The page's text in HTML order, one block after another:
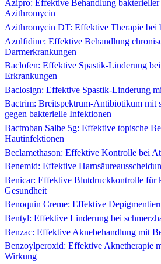
Azipro: Effektive Behandlung
Azithromycin
Azithromycin DT: Effektive Therapie bei
Azulfidine: Effektive Behandlung
Darmerkrankungen
Baclofen: Effektive Spastik-Linderung
Erkrankungen
Baclosign: Effektive Spastik-Linderung
Bactrim: Breitspektrum-Antibiotikum mit
gegen bakterielle Infektionen
Bactroban Salbe 5g: Effektive topische
Hautinfektionen
Beclamethason: Effektive Kontrolle bei
Benemid: Effektive
Benicar: Effektive Blutdruckkontrolle für
Gesundheit
Benoquin Creme: Effektive
Bentyl: Effektive Linderung bei
Benzac: Effektive Aknebehandlung mit
Benzoylperoxid: Effektive Aknetherapie
Wirkung